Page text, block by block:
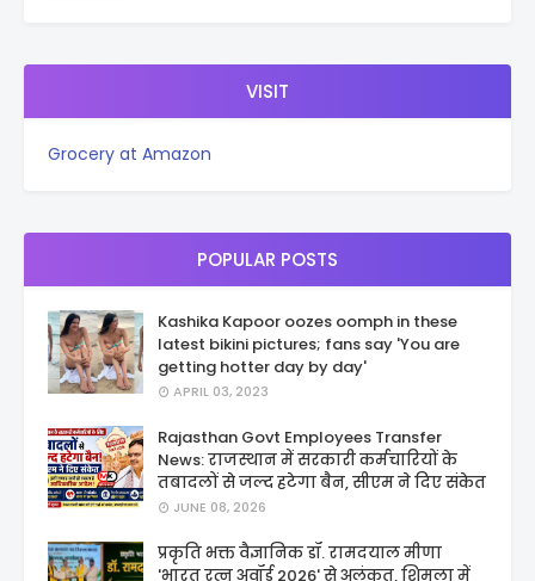
VISIT
Grocery at Amazon
POPULAR POSTS
Kashika Kapoor oozes oomph in these
latest bikini pictures; fans say 'You are
getting hotter day by day'
APRIL 03, 2023
Rajasthan Govt Employees Transfer
News: राजस्थान में सरकारी कर्मचारियों के
तबादलों से जल्द हटेगा बैन, सीएम ने दिए संकेत
JUNE 08, 2026
प्रकृति भक्त वैज्ञानिक डॉ. रामदयाल मीणा
'भारत रत्न अवॉर्ड 2026' से अलंकृत, शिमला में